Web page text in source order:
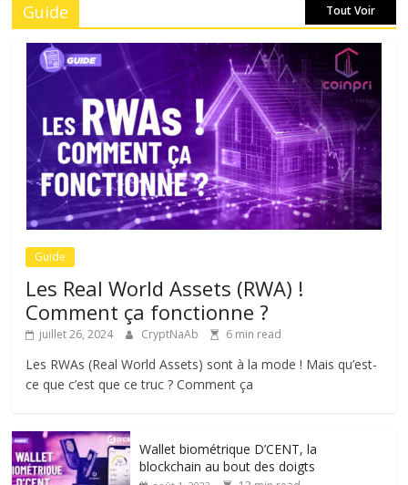
Guide Tout Voir
Guide
Les Real World Assets (RWA) !
Comment ça fonctionne ?
juillet 26, 2024 CryptNaAb 6 min read
Les RWAs (Real World Assets) sont à la mode ! Mais qu’est-
ce que c’est que ce truc ? Comment ça
Wallet biométrique D’CENT, la
blockchain au bout des doigts